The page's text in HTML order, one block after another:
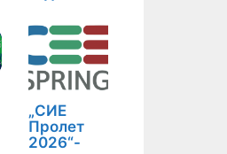
„СИЕ
Пролет
2026“-